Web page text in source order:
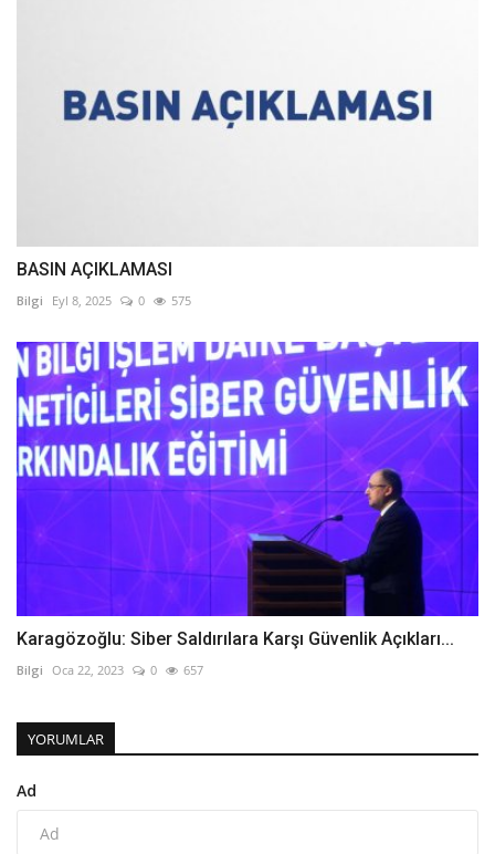
BASIN AÇIKLAMASI
Bilgi Eyl 8, 2025 0 575
Karagözoğlu: Siber Saldırılara Karşı Güvenlik Açıkları...
Bilgi Oca 22, 2023 0 657
YORUMLAR
Ad